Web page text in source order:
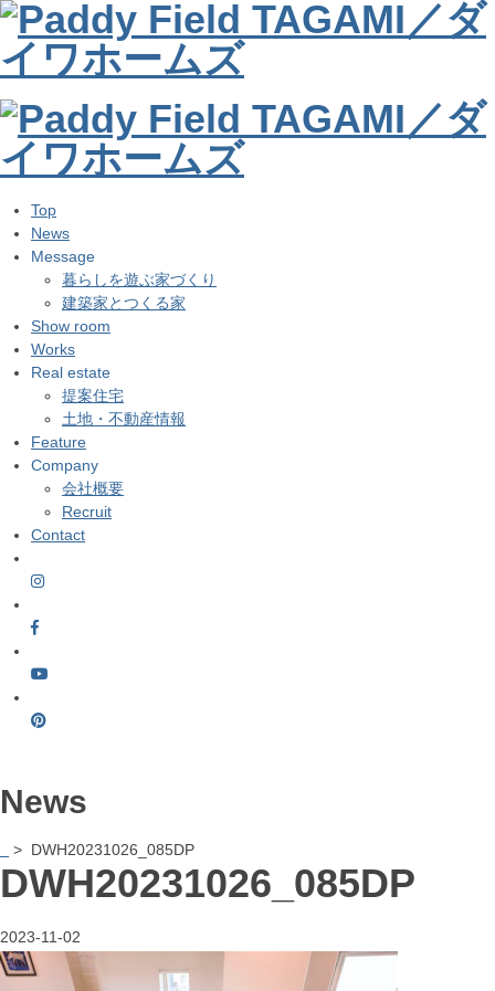
Top
News
Message
暮らしを遊ぶ家づくり
建築家とつくる家
Show room
Works
Real estate
提案住宅
土地・不動産情報
Feature
Company
会社概要
Recruit
Contact
News
> DWH20231026_085DP
DWH20231026_085DP
2023-11-02